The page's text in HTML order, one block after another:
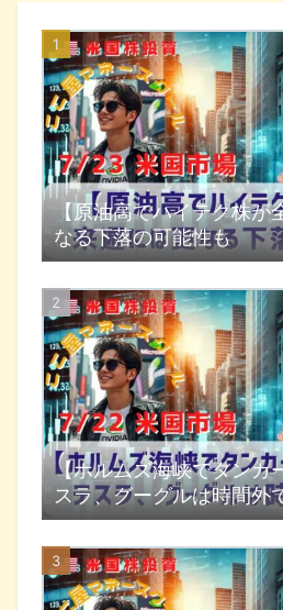
【原油高でハイテク株が
なる下落の可能性も
【ホルムズ海峡でタンカ
スラ、グーグルは時間外